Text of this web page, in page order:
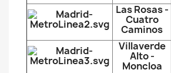
Las Rosas -
Cuatro
Caminos
Villaverde
Alto -
Moncloa